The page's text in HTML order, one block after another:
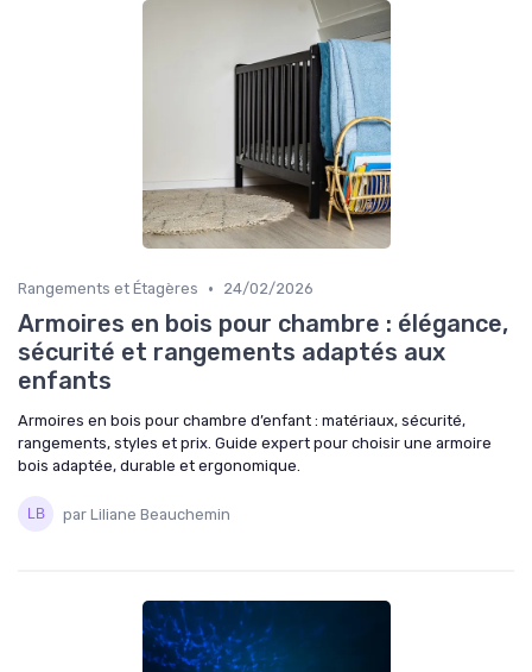
Rangements et Étagères • 24/02/2026
Armoires en bois pour chambre : élégance,
sécurité et rangements adaptés aux
enfants
Armoires en bois pour chambre d’enfant : matériaux, sécurité,
rangements, styles et prix. Guide expert pour choisir une armoire
bois adaptée, durable et ergonomique.
par Liliane Beauchemin